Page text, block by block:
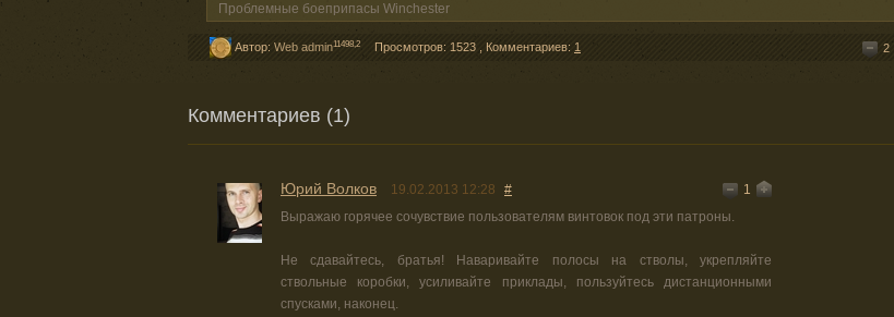
Проблемные боеприпасы Winchester
Автор: Web admin11498,2 Просмотров: 1523 Комментариев: 1 2
Комментариев (1)
Юрий Волков 19.02.2013 12:28 #
1
Выражаю горячее сочувствие пользователям винтовок под эти патроны.
Не сдавайтесь, братья! Наваривайте полосы на стволы, укрепляйте
ствольные коробки, усиливайте приклады, пользуйтесь дистанционными
спусками, наконец.